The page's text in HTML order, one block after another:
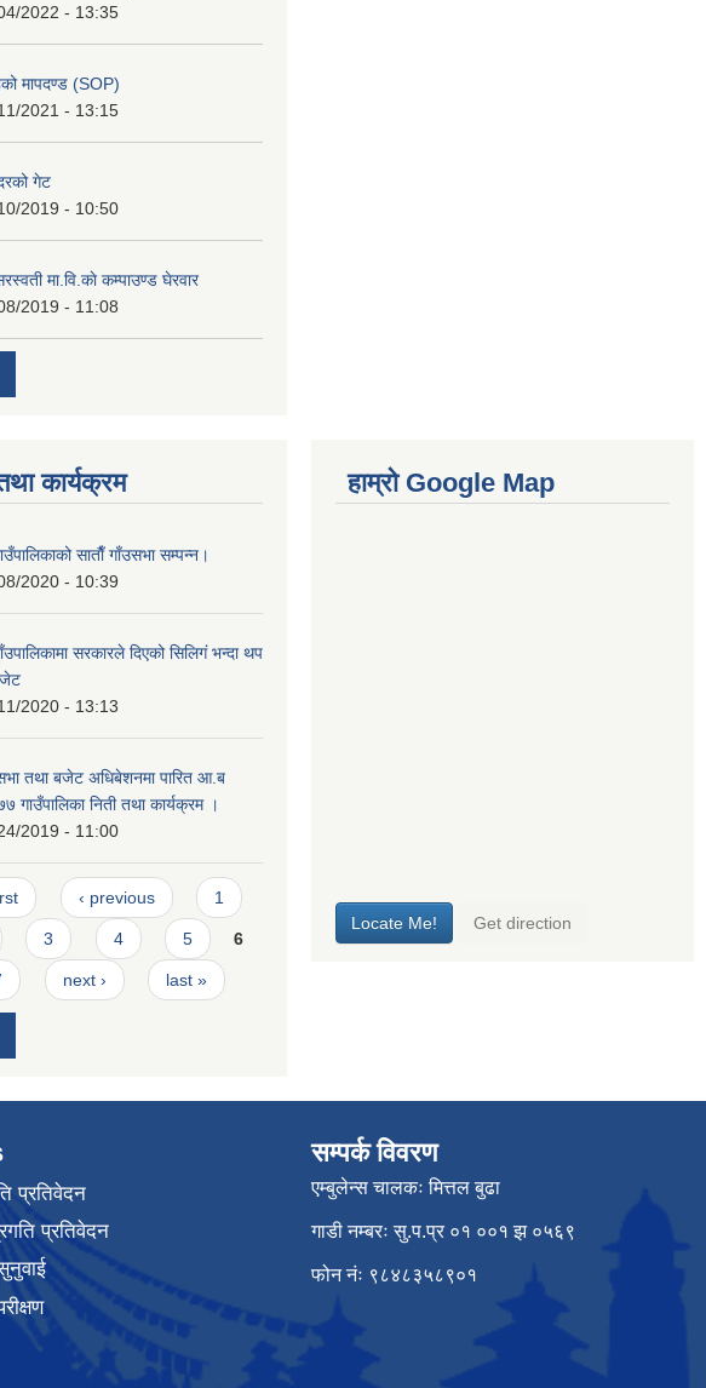
2022 - 13:35
मापदण्ड (SOP)
2021 - 13:15
गेट
2019 - 10:50
मा.वि.काे कम्पाउण्ड घेरवार
2019 - 11:08
कार्यक्रम
साताैँ गाँउसभा सम्पन्न।
2020 - 10:39
सरकारले दिएको सिलिगं भन्दा थप
2020 - 13:13
तथा बजेट अधिबेशनमा पारित आ.ब
गाउँपालिका निती तथा कार्यक्रम ।
2019 - 11:00
‹ previous 1
3 4 5 6
next › last »
हाम्रो Google Map
प्रतिवेदन
प्रतिवेदन
सम्पर्क विवरण
एम्बुलेन्स चालकः मित्तल बुढा
गाडी नम्बरः सु.प.प्र ०१ ००१ झ ०५६९
फोन नंः ९८४८३५८९०१